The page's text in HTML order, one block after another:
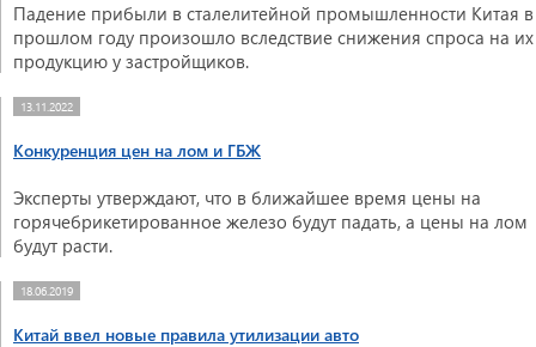
Падение прибыли в сталелитейной промышленности Китая в
прошлом году произошло вследствие снижения спроса на их
продукцию у застройщиков.
13.11.2022
Конкуренция цен на лом и ГБЖ
Эксперты утверждают, что в ближайшее время цены на
горячебрикетированное железо будут падать, а цены на лом
будут расти.
18.06.2019
Китай ввел новые правила утилизации авто